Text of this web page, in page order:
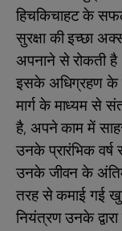
हिचकिचाहट के
सुरक्षा की इच्छा
अपनाने से रोकती
इसके अधिग्रहण के
मार्ग के माध्यम से
है, अपने काम में
उनके प्रारंभिक
उनके जीवन के
तरह से कमाई गई
नियंत्रण उनके द्वारा